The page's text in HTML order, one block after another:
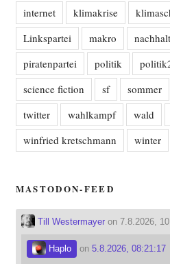
internet
klimakrise
Linkspartei
makro
piratenpartei
politik
science fiction
sf sommer
twitter
wahlkampf wald
winfried kretschmann
winter
MASTODON-FEED
Till Westermayeron 7.8.2026,
Haplo on 5.8.2026, 08:21:17